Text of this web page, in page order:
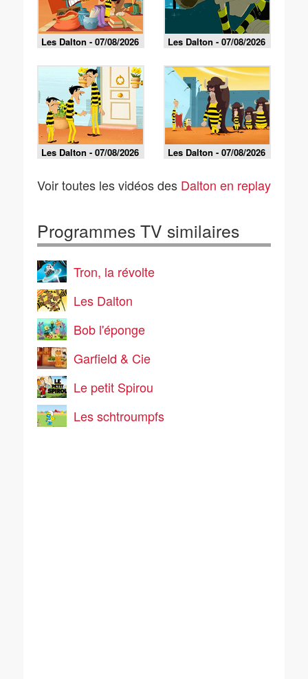
Les Dalton - 07/08/2026 Les Dalton - 07/08/2026
Les Dalton - 07/08/2026 Les Dalton - 07/08/2026
Voir toutes les vidéos des Dalton en replay
Programmes TV similaires
Tron, la révolte
Les Dalton
Bob l'éponge
Garfield & Cie
Le petit Spirou
Les schtroumpfs